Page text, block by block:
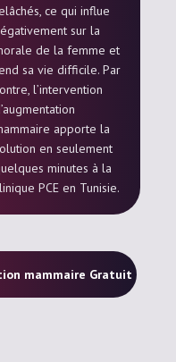
ce qui influe
sur la
de la femme et
sa vie difficile. Par
l’intervention
apporte la
en seulement
minutes à la
PCE en Tunisie.
mammaire Gratuit